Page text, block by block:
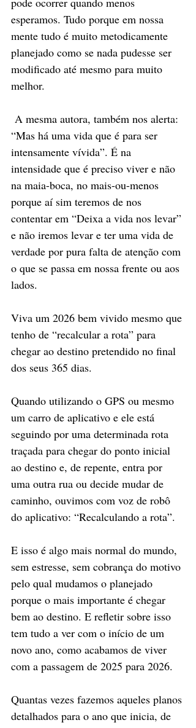
esperamos. Tudo porque em nossa
mente tudo é muito metodicamente
planejado como se nada pudesse ser
modificado até mesmo para muito
melhor.
A mesma autora, também nos alerta:
“Mas há uma vida que é para ser
intensamente vívida”. É na
intensidade que é preciso viver e não
na maia-boca, no mais-ou-menos
porque aí sim teremos de nos
contentar em “Deixa a vida nos levar”
e não iremos levar e ter uma vida de
verdade por pura falta de atenção com
o que se passa em nossa frente ou aos
lados.
Viva um 2026 bem vivido mesmo que
tenho de “recalcular a rota” para
chegar ao destino pretendido no final
dos seus 365 dias.
Quando utilizando o GPS ou mesmo
um carro de aplicativo e ele está
seguindo por uma determinada rota
traçada para chegar do ponto inicial
ao destino e, de repente, entra por
uma outra rua ou decide mudar de
caminho, ouvimos com voz de robô
do aplicativo: “Recalculando a rota”.
E isso é algo mais normal do mundo,
sem estresse, sem cobrança do motivo
pelo qual mudamos o planejado
porque o mais importante é chegar
bem ao destino. E refletir sobre isso
tem tudo a ver com o início de um
novo ano, como acabamos de viver
com a passagem de 2025 para 2026.
Quantas vezes fazemos aqueles planos
detalhados para o ano que inicia, de